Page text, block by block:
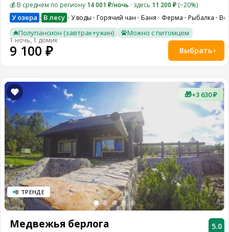
💰 В среднем по региону 14 001 ₽/ночь · здесь 11 200 ₽ (−20%)
У озера • В лесу У воды Горячий чан Баня Ферма Рыбалка
Полупансион (завтрак+ужин) Можно с питомцем
1 ночь, 1 домик
9 100 ₽ Выбрать
🎁+3 630 ₽
В ТРЕНДЕ
5.0
Медвежья берлога